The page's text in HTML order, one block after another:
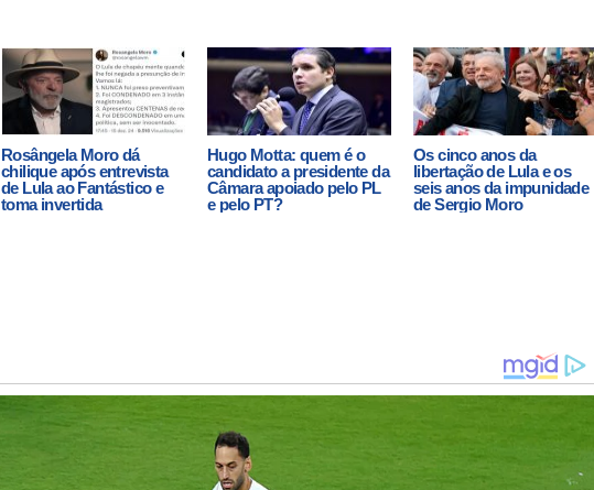
Rosângela Moro dá
chilique após entrevista
de Lula ao Fantástico e
toma invertida
Hugo Motta: quem é o
candidato a presidente da
Câmara apoiado pelo PL
e pelo PT?
Os cinco anos da
libertação de Lula e os
seis anos da impunidade
de Sergio Moro